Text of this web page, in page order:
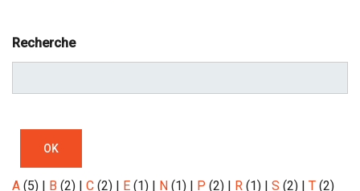
Recherche
OK
A (5) | B (2) | C (2) | E (1) | N (1) | P (2) | R (1) | S (2) | T (2)